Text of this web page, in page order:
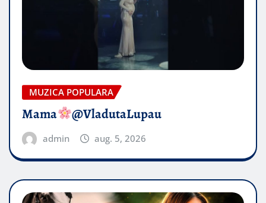
MUZICA POPULARA
Mama @VladutaLupau
admin aug. 5, 2026